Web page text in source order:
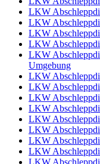
LKW
LKW
LKW
LKW
LKW
Umgebung
LKW
LKW
LKW
LKW
LKW
LKW
LKW
LKW